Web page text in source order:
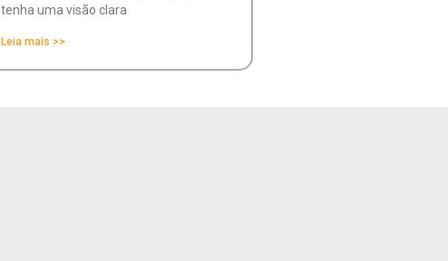
tenha uma visão clara
Leia mais >>